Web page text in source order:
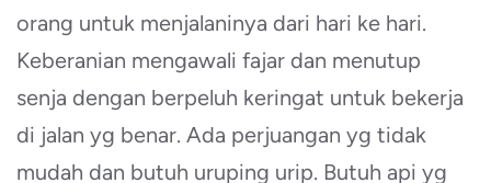
orang untuk menjalaninya dari hari ke hari.
Keberanian mengawali fajar dan menutup
senja dengan berpeluh keringat untuk bekerja
di jalan yg benar. Ada perjuangan yg tidak
mudah dan butuh uruping urip. Butuh api yg